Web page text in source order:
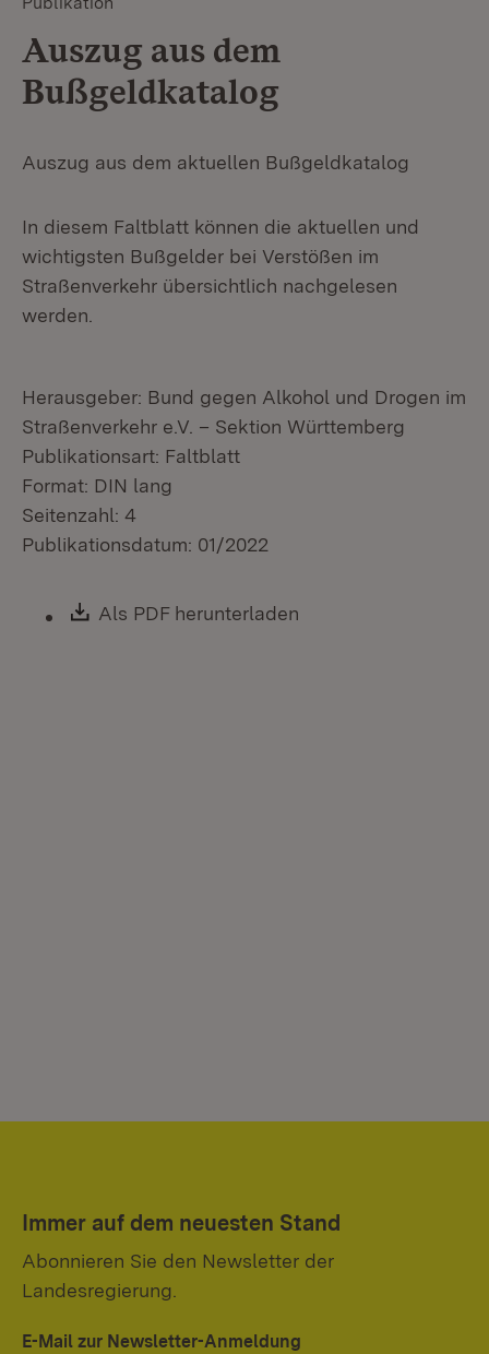
Auszug aus dem
Bußgeldkatalog
Auszug aus dem aktuellen Bußgeldkatalog
In diesem Faltblatt können die aktuellen und
wichtigsten Bußgelder bei Verstößen im
Straßenverkehr übersichtlich nachgelesen
werden.
Herausgeber: Bund gegen Alkohol und Drogen im
Straßenverkehr e.V. – Sektion Württemberg
Publikationsart: Faltblatt
Format: DIN lang
Seitenzahl: 4
Publikationsdatum: 01/2022
Download:
Als PDF herunterladen
Immer auf dem neuesten Stand
Abonnieren Sie den Newsletter der
Landesregierung.
E-Mail zur Newsletter-Anmeldung